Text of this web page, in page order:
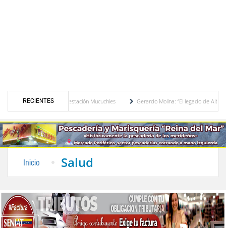
RECIENTES
potencia en la subestación Mucuchies
Gerardo Molina: “El legado de Alberto
Inicio Salud